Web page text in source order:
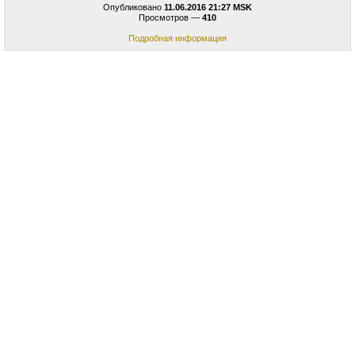
Опубликовано 11.06.2016 21:27 MSK
Просмотров — 410
Подробная информация